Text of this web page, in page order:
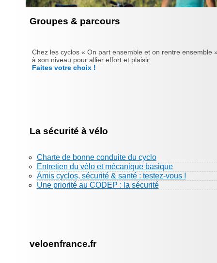
Groupes & parcours
Chez les cyclos « On part ensemble et on rentre
à son niveau pour allier effort et plaisir.
Faites votre choix !
La sécurité à vélo
Charte de bonne conduite du cyclo
Entretien du vélo et mécanique basique
Amis cyclos, sécurité & santé : testez-vous !
Une priorité au CODEP : la sécurité
veloenfrance.fr